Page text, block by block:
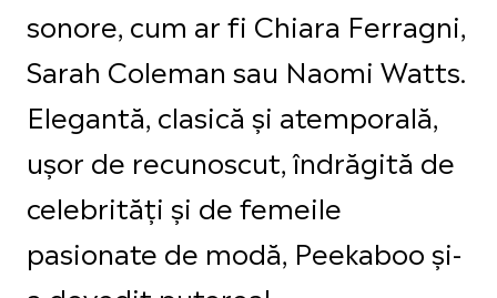
sonore, cum ar fi Chiara Ferragni,
Sarah Coleman sau Naomi Watts.
Elegantă, clasică și atemporală,
ușor de recunoscut, îndrăgită de
celebrități și de femeile
pasionate de modă, Peekaboo și-